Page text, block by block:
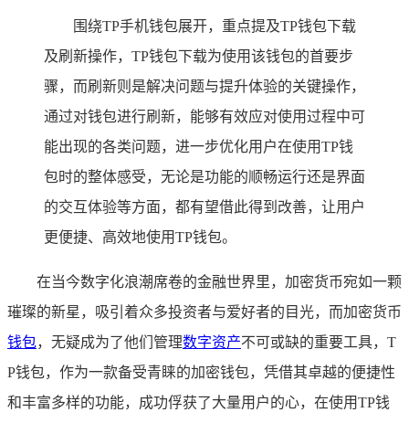
围绕TP手机钱包展开，重点提及TP钱包下载
及刷新操作，TP钱包下载为使用该钱包的首要步
骤，而刷新则是解决问题与提升体验的关键操作，
通过对钱包进行刷新，能够有效应对使用过程中可
能出现的各类问题，进一步优化用户在使用TP钱
包时的整体感受，无论是功能的顺畅运行还是界面
的交互体验等方面，都有望借此得到改善，让用户
更便捷、高效地使用TP钱包。
在当今数字化浪潮席卷的金融世界里，加密货币宛如一颗
璀璨的新星，吸引着众多投资者与爱好者的目光，而加密货币
钱包，无疑成为了他们管理数字资产不可或缺的重要工具，T
P钱包，作为一款备受青睐的加密钱包，凭借其卓越的便捷性
和丰富多样的功能，成功俘获了大量用户的心，在使用TP钱